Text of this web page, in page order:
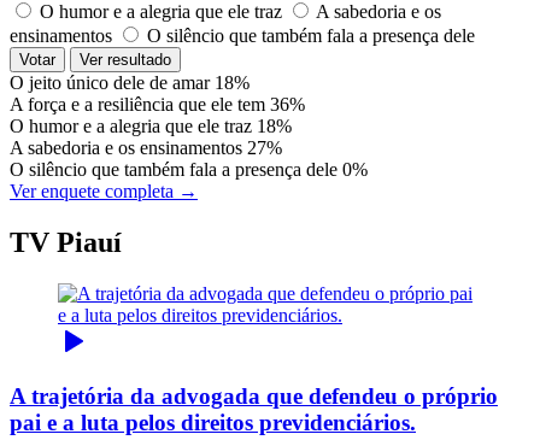
O humor e a alegria que ele traz
A sabedoria e os
ensinamentos
O silêncio que também fala a presença dele
Votar Ver resultado
O jeito único dele de amar 18%
A força e a resiliência que ele tem 36%
O humor e a alegria que ele traz 18%
A sabedoria e os ensinamentos 27%
O silêncio que também fala a presença dele 0%
Ver enquete completa →
TV Piauí
A trajetória da advogada que defendeu o próprio
pai e a luta pelos direitos previdenciários.